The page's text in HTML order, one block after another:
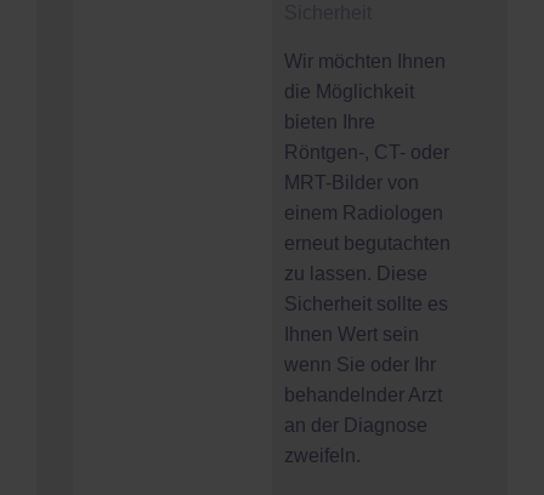
Wir möchten Ihnen
die Möglichkeit
bieten Ihre
Röntgen-, CT- oder
MRT-Bilder von
einem Radiologen
erneut begutachten
zu lassen. Diese
Sicherheit sollte es
Ihnen Wert sein
wenn Sie oder Ihr
behandelnder Arzt
an der Diagnose
zweifeln.